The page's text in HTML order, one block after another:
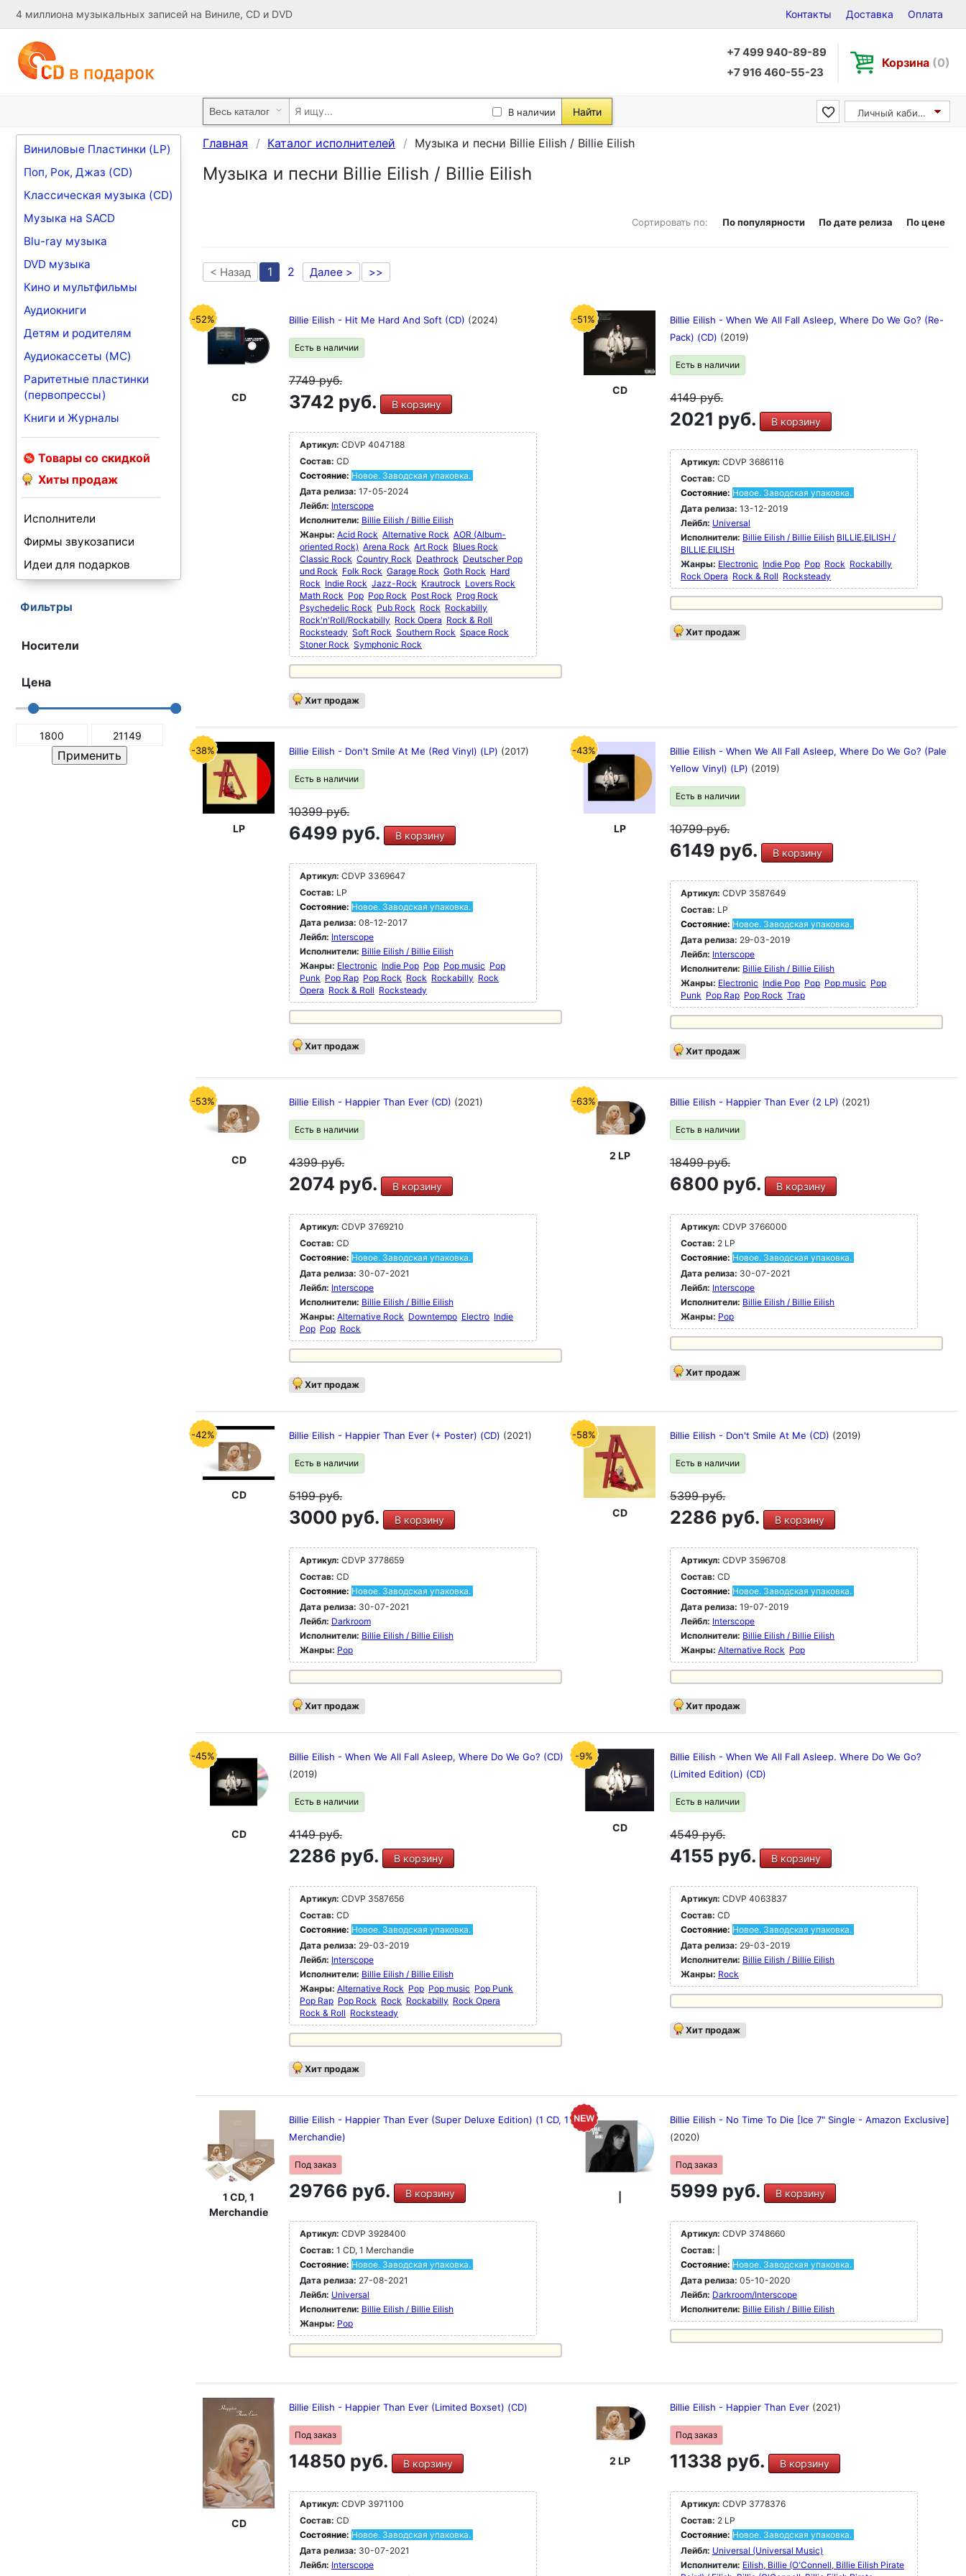
4 миллиона музыкальных записей на Виниле, CD и DVD Контакты Доставка Оплата
+7 499 940-89-89
+7 916 460-55-23
Корзина (0)
В наличии Найти Личный кабинет
Виниловые Пластинки (LP)
Поп, Рок, Джаз (CD)
Классическая музыка (CD)
Музыка на SACD
Blu-ray музыка
DVD музыка
Кино и мультфильмы
Аудиокниги
Детям и родителям
Аудиокассеты (MC)
Раритетные пластинки
(первопрессы)
Книги и Журналы
Товары со скидкой
Хиты продаж
Исполнители
Фирмы звукозаписи
Идеи для подарков
Фильтры
Носители
Цена
Главная Каталог исполнителей Музыка и песни Billie Eilish / Billie Eilish
Музыка и песни Billie Eilish / Billie Eilish
Сортировать по: По популярности По дате релиза По цене
< Назад 1 2 Далее > >>
-52%
CD
Billie Eilish - Hit Me Hard And Soft (CD) (2024)
Есть в наличии
7749руб.
3742 руб. В корзину
Артикул: CDVP 4047188
Состав: CD
Состояние: Новое. Заводская упаковка.
Дата релиза: 17-05-2024
Лейбл: Interscope
Исполнители: Billie Eilish / Billie Eilish
Жанры: Acid Rock Alternative Rock AOR (Album-
oriented Rock) Arena Rock Art Rock Blues Rock
Classic Rock Country Rock Deathrock Deutscher Pop
und Rock Folk Rock Garage Rock Goth Rock Hard
Rock Indie Rock Jazz-Rock Krautrock Lovers Rock
Math Rock Pop Pop Rock Post Rock Prog Rock
Psychedelic Rock Pub Rock Rock Rockabilly
Rock'n'Roll/Rockabilly Rock Opera Rock & Roll
Rocksteady Soft Rock Southern Rock Space Rock
Stoner Rock Symphonic Rock
Хит продаж
-51%
CD
Billie Eilish - When We All Fall Asleep, Where Do We Go? (Re-
Pack) (CD) (2019)
Есть в наличии
4149руб.
2021 руб. В корзину
Артикул: CDVP 3686116
Состав: CD
Состояние: Новое. Заводская упаковка.
Дата релиза: 13-12-2019
Лейбл: Universal
Исполнители: Billie Eilish / Billie Eilish BILLIE,EILISH /
BILLIE,EILISH
Жанры: Electronic Indie Pop Pop Rock Rockabilly
Rock Opera Rock & Roll Rocksteady
Хит продаж
-38%
LP
Billie Eilish - Don't Smile At Me (Red Vinyl) (LP) (2017)
Есть в наличии
10399руб.
6499 руб. В корзину
Артикул: CDVP 3369647
Состав: LP
Состояние: Новое. Заводская упаковка.
Дата релиза: 08-12-2017
Лейбл: Interscope
Исполнители: Billie Eilish / Billie Eilish
Жанры: Electronic Indie Pop Pop Pop music Pop
Punk Pop Rap Pop Rock Rock Rockabilly Rock
Opera Rock & Roll Rocksteady
Хит продаж
-43%
LP
Billie Eilish - When We All Fall Asleep, Where Do We Go? (Pale
Yellow Vinyl) (LP) (2019)
Есть в наличии
10799руб.
6149 руб. В корзину
Артикул: CDVP 3587649
Состав: LP
Состояние: Новое. Заводская упаковка.
Дата релиза: 29-03-2019
Лейбл: Interscope
Исполнители: Billie Eilish / Billie Eilish
Жанры: Electronic Indie Pop Pop Pop music Pop
Punk Pop Rap Pop Rock Trap
Хит продаж
-53%
CD
Billie Eilish - Happier Than Ever (CD) (2021)
Есть в наличии
4399руб.
2074 руб. В корзину
Артикул: CDVP 3769210
Состав: CD
Состояние: Новое. Заводская упаковка.
Дата релиза: 30-07-2021
Лейбл: Interscope
Исполнители: Billie Eilish / Billie Eilish
Жанры: Alternative Rock Downtempo Electro Indie
Pop Pop Rock
Хит продаж
-63%
2 LP
Billie Eilish - Happier Than Ever (2 LP) (2021)
Есть в наличии
18499руб.
6800 руб. В корзину
Артикул: CDVP 3766000
Состав: 2 LP
Состояние: Новое. Заводская упаковка.
Дата релиза: 30-07-2021
Лейбл: Interscope
Исполнители: Billie Eilish / Billie Eilish
Жанры: Pop
Хит продаж
-42%
CD
Billie Eilish - Happier Than Ever (+ Poster) (CD) (2021)
Есть в наличии
5199руб.
3000 руб. В корзину
Артикул: CDVP 3778659
Состав: CD
Состояние: Новое. Заводская упаковка.
Дата релиза: 30-07-2021
Лейбл: Darkroom
Исполнители: Billie Eilish / Billie Eilish
Жанры: Pop
Хит продаж
-58%
CD
Billie Eilish - Don't Smile At Me (CD) (2019)
Есть в наличии
5399руб.
2286 руб. В корзину
Артикул: CDVP 3596708
Состав: CD
Состояние: Новое. Заводская упаковка.
Дата релиза: 19-07-2019
Лейбл: Interscope
Исполнители: Billie Eilish / Billie Eilish
Жанры: Alternative Rock Pop
Хит продаж
-45%
CD
Billie Eilish - When We All Fall Asleep, Where Do We Go? (CD)
(2019)
Есть в наличии
4149руб.
2286 руб. В корзину
Артикул: CDVP 3587656
Состав: CD
Состояние: Новое. Заводская упаковка.
Дата релиза: 29-03-2019
Лейбл: Interscope
Исполнители: Billie Eilish / Billie Eilish
Жанры: Alternative Rock Pop Pop music Pop Punk
Pop Rap Pop Rock Rock Rockabilly Rock Opera
Rock & Roll Rocksteady
Хит продаж
-9%
CD
Billie Eilish - When We All Fall Asleep. Where Do We Go?
(Limited Edition) (CD)
Есть в наличии
4549руб.
4155 руб. В корзину
Артикул: CDVP 4063837
Состав: CD
Состояние: Новое. Заводская упаковка.
Дата релиза: 29-03-2019
Исполнители: Billie Eilish / Billie Eilish
Жанры: Rock
Хит продаж
1 CD, 1
Merchandie
Billie Eilish - Happier Than Ever (Super Deluxe Edition) (1 CD, 1
Merchandie)
Под заказ
29766 руб. В корзину
Артикул: CDVP 3928400
Состав: 1 CD, 1 Merchandie
Состояние: Новое. Заводская упаковка.
Дата релиза: 27-08-2021
Лейбл: Universal
Исполнители: Billie Eilish / Billie Eilish
Жанры: Pop
Billie Eilish - No Time To Die [Ice 7" Single - Amazon Exclusive]
(2020)
Под заказ
5999 руб. В корзину
Артикул: CDVP 3748660
Состав:
Состояние: Новое. Заводская упаковка.
Дата релиза: 05-10-2020
Лейбл: Darkroom/Interscope
Исполнители: Billie Eilish / Billie Eilish
CD
Billie Eilish - Happier Than Ever (Limited Boxset) (CD)
Под заказ
14850 руб. В корзину
Артикул: CDVP 3971100
Состав: CD
Состояние: Новое. Заводская упаковка.
Дата релиза: 30-07-2021
Лейбл: Interscope
2 LP
Billie Eilish - Happier Than Ever (2021)
Под заказ
11338 руб. В корзину
Артикул: CDVP 3778376
Состав: 2 LP
Состояние: Новое. Заводская упаковка.
Лейбл: Universal (Universal Music)
Исполнители: Eilish, Billie (O'Connell, Billie Eilish Pirate